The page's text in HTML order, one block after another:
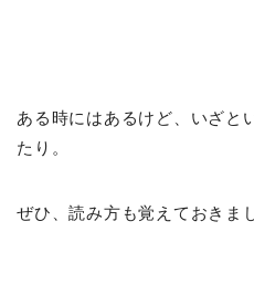
ある時にはあるけど、いざと
たり。
ぜひ、読み方も覚えておきま